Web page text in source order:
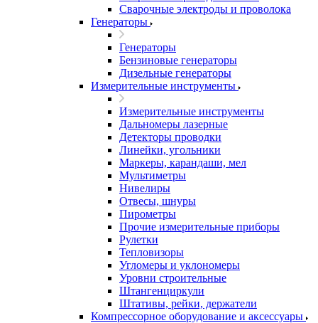
Сварочные электроды и проволока
Генераторы
Генераторы
Бензиновые генераторы
Дизельные генераторы
Измерительные инструменты
Измерительные инструменты
Дальномеры лазерные
Детекторы проводки
Линейки, угольники
Маркеры, карандаши, мел
Мультиметры
Нивелиры
Отвесы, шнуры
Пирометры
Прочие измерительные приборы
Рулетки
Тепловизоры
Угломеры и уклономеры
Уровни строительные
Штангенциркули
Штативы, рейки, держатели
Компрессорное оборудование и аксессуары